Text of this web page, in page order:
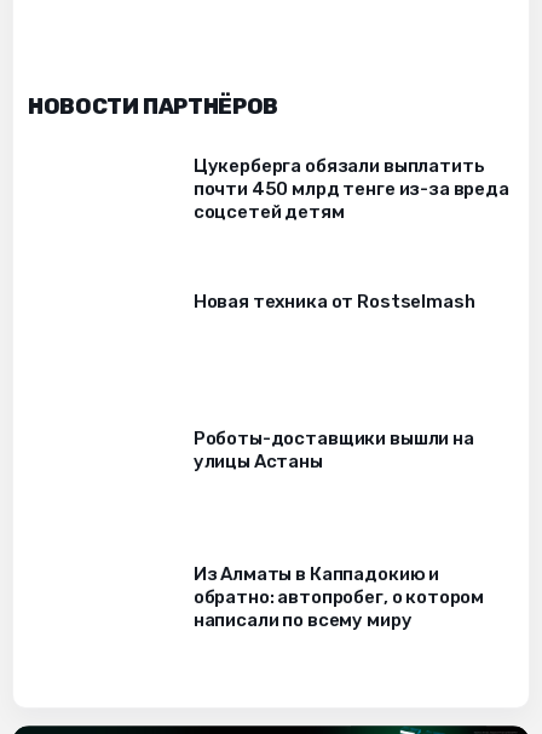
НОВОСТИ ПАРТНЁРОВ
Цукерберга обязали выплатить
почти 450 млрд тенге из-за вреда
соцсетей детям
Новая техника от Rostselmash
Роботы-доставщики вышли на
улицы Астаны
Из Алматы в Каппадокию и
обратно: автопробег, о котором
написали по всему миру